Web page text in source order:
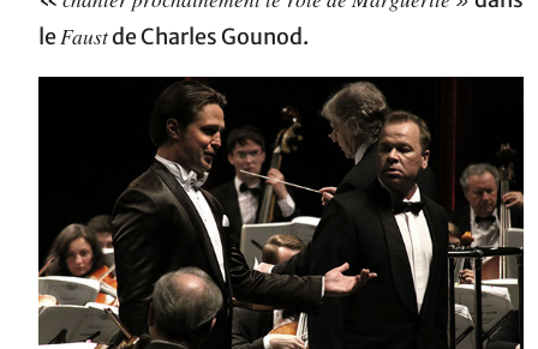
leFaustde Charles Gounod.